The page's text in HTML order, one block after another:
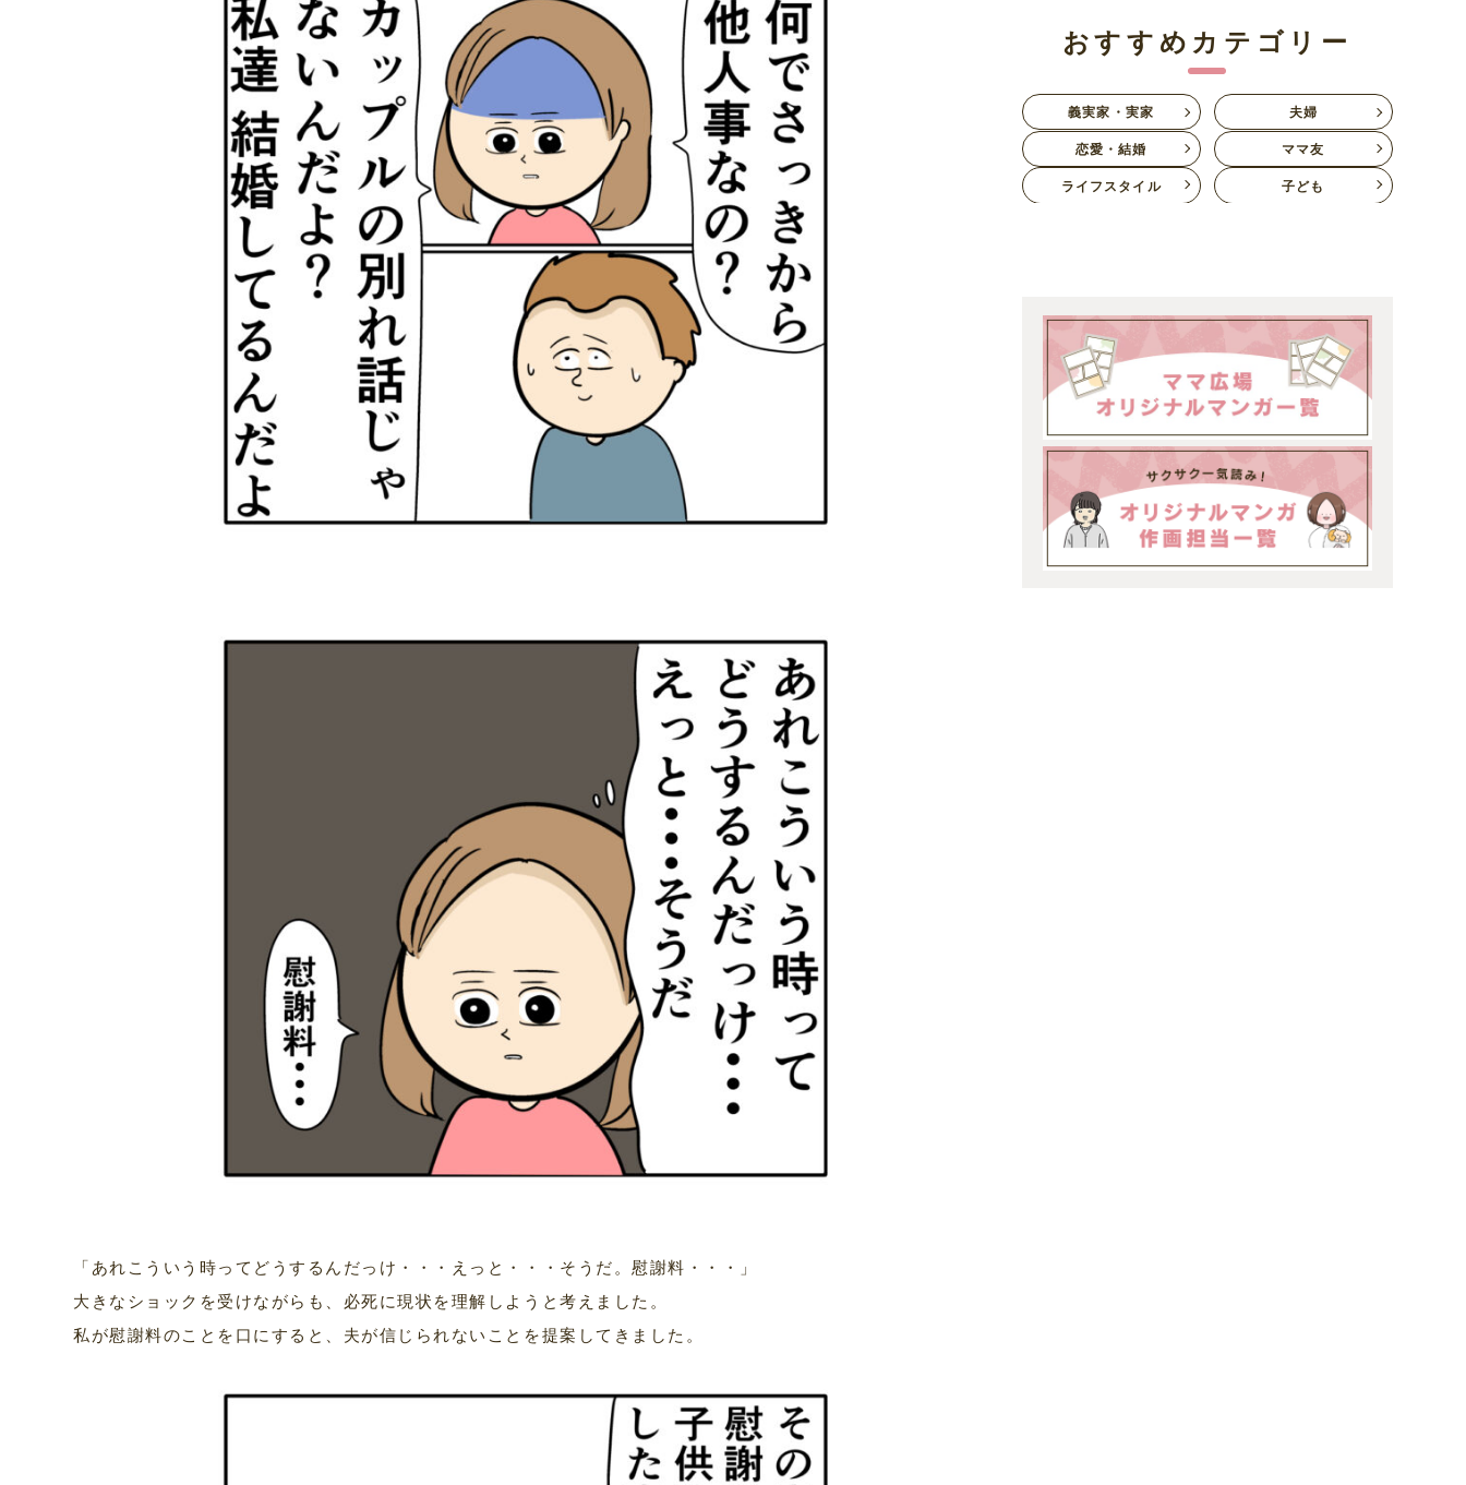
「あれこういう時ってどうするんだっけ・・・えっと・・・そうだ。慰謝料・・・」
大きなショックを受けながらも、必死に現状を理解しようと考えました。
私が慰謝料のことを口にすると、夫が信じられないことを提案してきました。
おすすめカテゴリー
義実家・実家
夫婦
恋愛・結婚
ママ友
ライフスタイル
子ども